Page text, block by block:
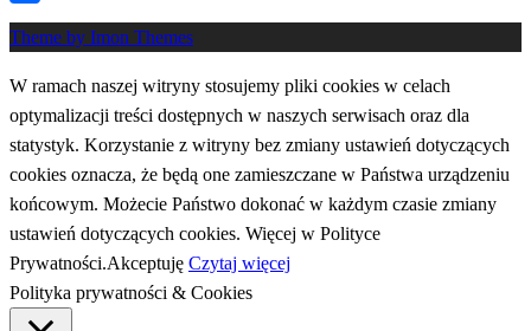
Share
Theme by Imon Themes
W ramach naszej witryny stosujemy pliki cookies w celach
optymalizacji treści dostępnych w naszych serwisach oraz dla
statystyk. Korzystanie z witryny bez zmiany ustawień dotyczących
cookies oznacza, że będą one zamieszczane w Państwa urządzeniu
końcowym. Możecie Państwo dokonać w każdym czasie zmiany
ustawień dotyczących cookies. Więcej w Polityce
Prywatności.Akceptuję Czytaj więcej
Polityka prywatności & Cookies